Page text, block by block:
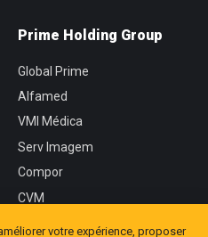
Prime Holding Group
Global Prime
Alfamed
VMI Médica
Serv Imagem
Compor
CVM
votre expérience, proposer